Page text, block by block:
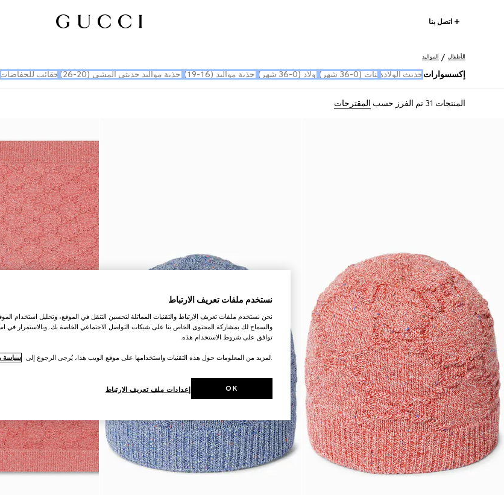
اتصل بنا
الأطفال المواليد
إكسسوارات حديث الولادة بنات (0-36 شهر) أولاد (0-36 شهر) أحذية مواليد (16-19) أحذية مواليد حديثي المشي (20-26) حقائب للحفاضات
المنتجات 31 تم الفرز حسب المقترحات
نستخدم ملفات تعريف الارتباط
نحن نستخدم ملفات تعريف الارتباط والتقنيات المماثلة لتحسين التنقل في الموقع، وتحليل استخدام
والسماح لك بمشاركة المحتوى الخاص بنا على شبكات التواصل الاجتماعي الخاصة بك. وبالاستمرار في
توافق على شروط الاستخدام هذه.
.لمزيد من المعلومات حول هذه التقنيات واستخدامها على موقع الويب هذا، يُرجى الرجوع إلى سياسة
إعدادات ملف تعريف الارتباط OK